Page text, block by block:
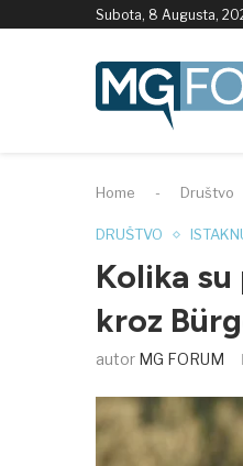
Subota, 8 Augusta,
Home - Društvo
DRUŠTVO
Kolika
kroz
autor MG FORUM